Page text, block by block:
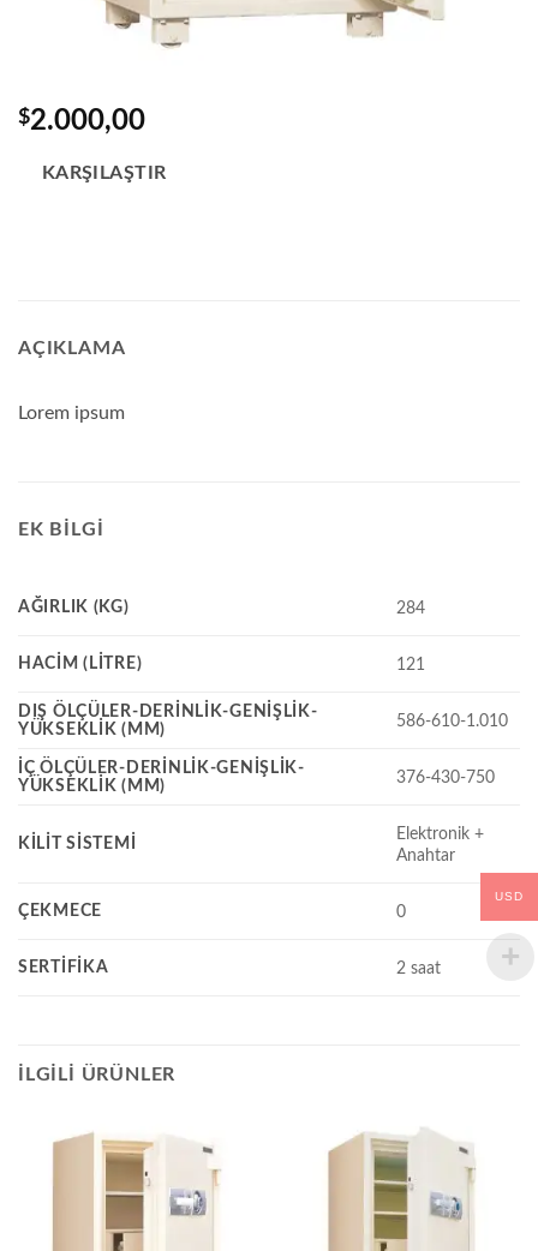
$2.000,00
KARŞILAŞTIR
AÇIKLAMA
Lorem ipsum
EK BILGI
AĞIRLIK (KG) 284
HACIM (LITRE) 121
DIŞ ÖLÇÜLER-DERINLIK-GENIŞLIK-
YÜKSEKLIK (MM)
586-610-1.010
İÇ ÖLÇÜLER-DERINLIK-GENIŞLIK-
YÜKSEKLIK (MM)
376-430-750
KILIT SISTEMI
Elektronik +
Anahtar
ÇEKMECE 0
SERTIFIKA 2 saat
İLGILI ÜRÜNLER
USD